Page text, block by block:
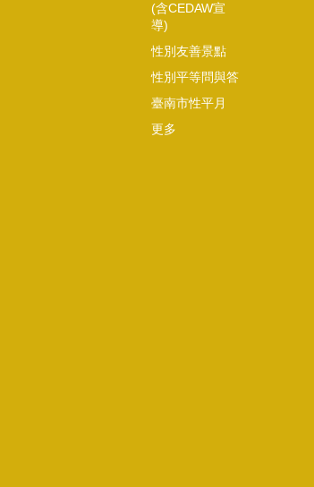
(含CEDAW宣
導)
性別友善景點
性別平等問與答
臺南市性平月
更多